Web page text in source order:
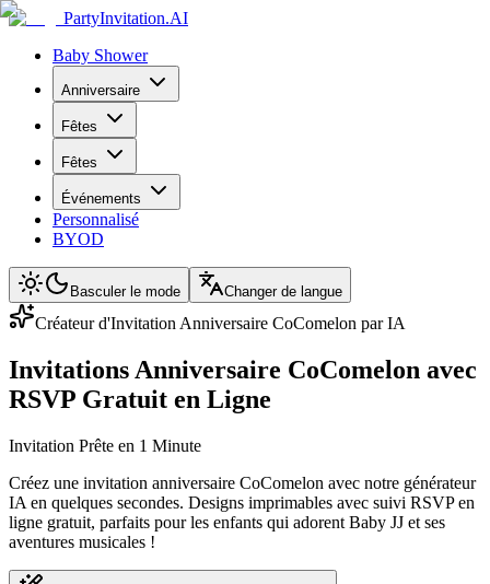
PartyInvitation.AI
Baby Shower
Anniversaire
Fêtes
Fêtes
Événements
Personnalisé
BYOD
Basculer le mode Changer de langue
Créateur d'Invitation Anniversaire CoComelon par IA
Invitations Anniversaire CoComelon avec
RSVP Gratuit en Ligne
Invitation Prête en 1 Minute
Créez une invitation anniversaire CoComelon avec notre générateur
IA en quelques secondes. Designs imprimables avec suivi RSVP en
ligne gratuit, parfaits pour les enfants qui adorent Baby JJ et ses
aventures musicales !